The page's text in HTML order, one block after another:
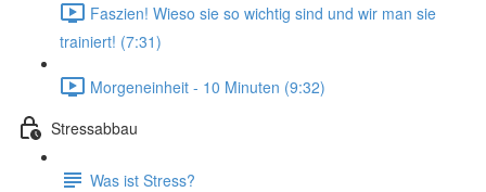
Faszien! Wieso sie so wichtig sind und wir man sie
trainiert! (7:31)
Morgeneinheit - 10 Minuten (9:32)
Stressabbau
Was ist Stress?